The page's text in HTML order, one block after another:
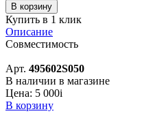
В корзину
Купить в 1 клик
Описание
Совместимость
Арт. 495602S050
В наличии в магазине
Цена: 5 000i
В корзину